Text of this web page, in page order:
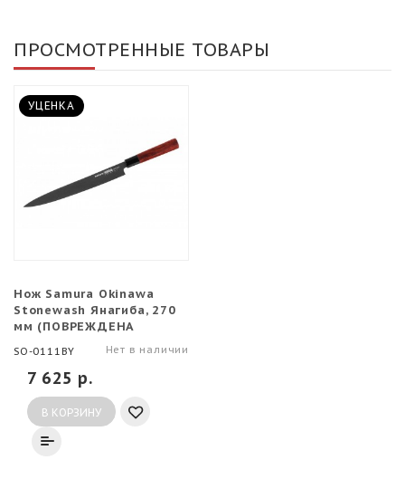
ПРОСМОТРЕННЫЕ ТОВАРЫ
УЦЕНКА
Нож Samura Okinawa
Stonewash Янагиба, 270
мм (ПОВРЕЖДЕНА
SO-0111BY Нет в наличии
7 625 р.
В КОРЗИНУ